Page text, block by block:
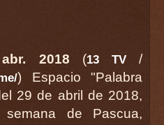
2018 (13 TV/
) Espacio "Palabra
29 de abril de 2018,
de Pascua,